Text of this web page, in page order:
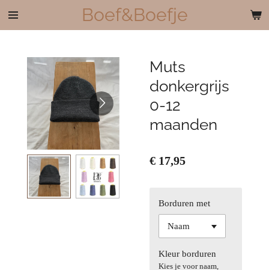
Ga
hoofdinhoud
Boef&Boefje
Muts
donkergrijs
0-12
maanden
€ 17,95
Borduren met
Kleur borduren
Kies je voor naam,